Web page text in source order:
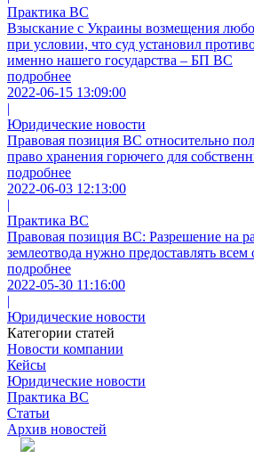
Практика ВС
Взыскание с Украины возмещения
при условии, что суд установил
именно нашего государства – БП ВС
подробнее
2022-06-15 13:09:00
|
Юридические новости
Правовая позиция ВС относительно
право хранения горючего для
подробнее
2022-06-03 12:13:00
|
Практика ВС
Правовая позиция ВС: Разрешение на
землеотвода нужно предоставлять
подробнее
2022-05-30 11:16:00
|
Юридические новости
Категории статей
Новости компании
Кейсы
Юридические новости
Практика ВС
Статьи
Архив новостей